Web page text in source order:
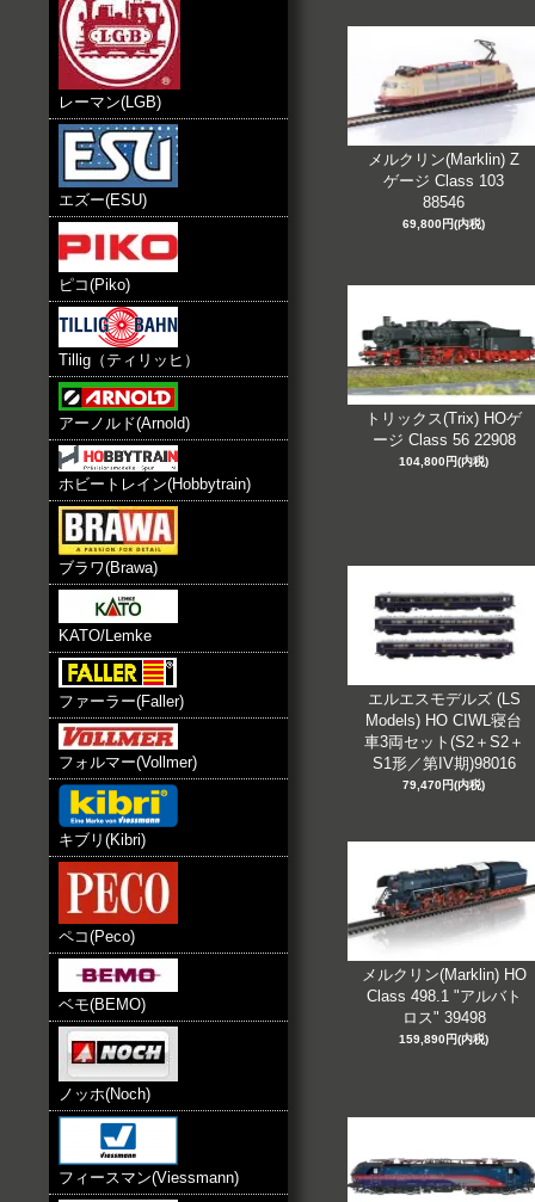
レーマン(LGB)
エズー(ESU)
ピコ(Piko)
Tillig（ティリッヒ）
アーノルド(Arnold)
ホビートレイン(Hobbytrain)
ブラワ(Brawa)
KATO/Lemke
ファーラー(Faller)
フォルマー(Vollmer)
キブリ(Kibri)
ペコ(Peco)
ベモ(BEMO)
ノッホ(Noch)
フィースマン(Viessmann)
メルクリン(Marklin) Z
ゲージ Class 103
88546
69,800円(内税)
トリックス(Trix) HOゲ
ージ Class 56 22908
104,800円(内税)
エルエスモデルズ (LS
Models) HO CIWL寝台
車3両セット(S2＋S2＋
S1形／第IV期)98016
79,470円(内税)
メルクリン(Marklin) HO
Class 498.1 "アルバト
ロス" 39498
159,890円(内税)